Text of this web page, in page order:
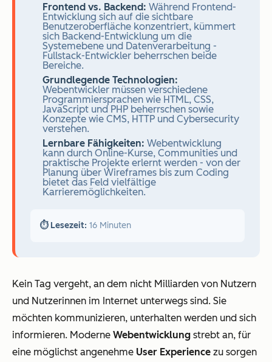
Frontend vs. Backend: Während Frontend-
Entwicklung sich auf die sichtbare
Benutzeroberfläche konzentriert, kümmert
sich Backend-Entwicklung um die
Systemebene und Datenverarbeitung -
Fullstack-Entwickler beherrschen beide
Bereiche.
Grundlegende Technologien:
Webentwickler müssen verschiedene
Programmiersprachen wie HTML, CSS,
JavaScript und PHP beherrschen sowie
Konzepte wie CMS, HTTP und Cybersecurity
verstehen.
Lernbare Fähigkeiten: Webentwicklung
kann durch Online-Kurse, Communities und
praktische Projekte erlernt werden - von der
Planung über Wireframes bis zum Coding
bietet das Feld vielfältige
Karrieremöglichkeiten.
⏱️ Lesezeit: 16 Minuten
Kein Tag vergeht, an dem nicht Milliarden von Nutzern
und Nutzerinnen im Internet unterwegs sind. Sie
möchten kommunizieren, unterhalten werden und sich
informieren. Moderne Webentwicklung strebt an, für
eine möglichst angenehme User Experience zu sorgen